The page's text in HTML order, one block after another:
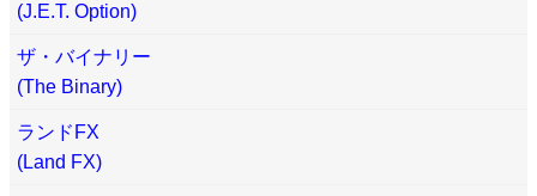
(J.E.T. Option)
ザ・バイナリー
(The Binary)
ランドFX
(Land FX)